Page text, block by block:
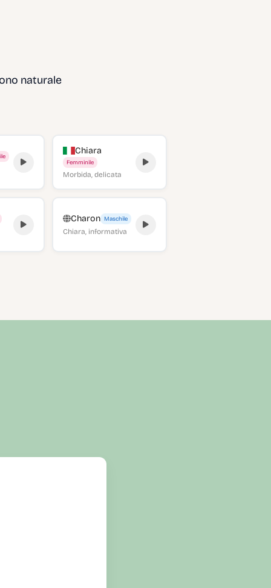
naturale
Chiara
Femminile
Morbida, delicata
Charon Maschile
Chiara, informativa